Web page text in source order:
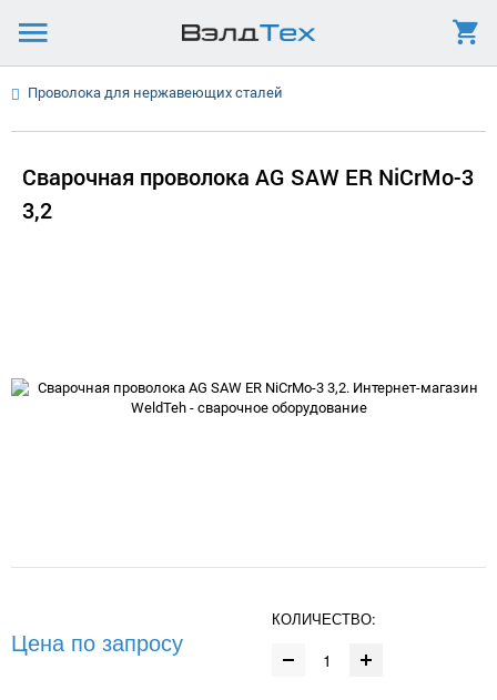
Проволока для нержавеющих сталей
Сварочная проволока AG SAW ER NiCrMo-3
3,2
Цена по запросу
КОЛИЧЕСТВО: